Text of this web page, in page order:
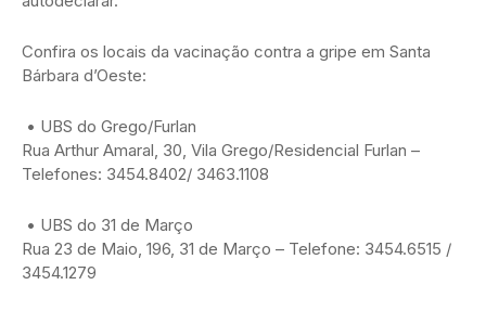
Confira os locais da vacinação contra a gripe em Santa
Bárbara d’Oeste:
• UBS do Grego/Furlan
Rua Arthur Amaral, 30, Vila Grego/Residencial Furlan –
Telefones: 3454.8402/ 3463.1108
• UBS do 31 de Março
Rua 23 de Maio, 196, 31 de Março – Telefone: 3454.6515 /
3454.1279